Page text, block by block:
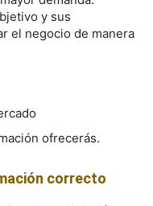
y sus
el negocio de manera
ofrecerás.
correcto